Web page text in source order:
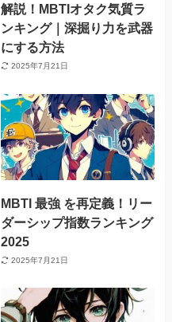
解説！MBTIオタク気質ラ
ンキング｜深掘り力を武器
にする方法
2025年7月21日
MBTI 最強 を再定義！リー
ダーシップ指数ランキング
2025
2025年7月21日